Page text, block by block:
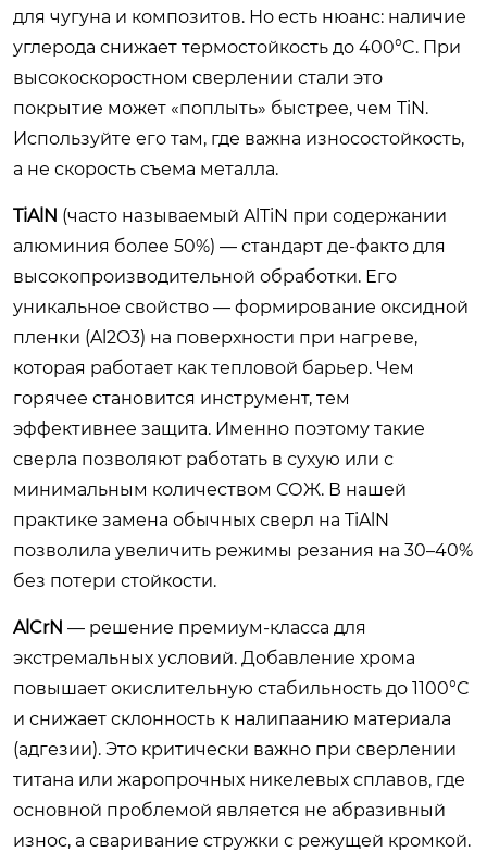
для чугуна и композитов. Но есть нюанс: наличие
углерода снижает термостойкость до 400°C. При
высокоскоростном сверлении стали это
покрытие может «поплыть» быстрее, чем TiN.
Используйте его там, где важна износостойкость,
а не скорость съема металла.
TiAlN (часто называемый AlTiN при содержании
алюминия более 50%) — стандарт де-факто для
высокопроизводительной обработки. Его
уникальное свойство — формирование оксидной
пленки (Al2O3) на поверхности при нагреве,
которая работает как тепловой барьер. Чем
горячее становится инструмент, тем
эффективнее защита. Именно поэтому такие
сверла позволяют работать в сухую или с
минимальным количеством СОЖ. В нашей
практике замена обычных сверл на TiAlN
позволила увеличить режимы резания на 30–40%
без потери стойкости.
AlCrN — решение премиум-класса для
экстремальных условий. Добавление хрома
повышает окислительную стабильность до 1100°C
и снижает склонность к налипаанию материала
(адгезии). Это критически важно при сверлении
титана или жаропрочных никелевых сплавов, где
основной проблемой является не абразивный
износ, а сваривание стружки с режущей кромкой.